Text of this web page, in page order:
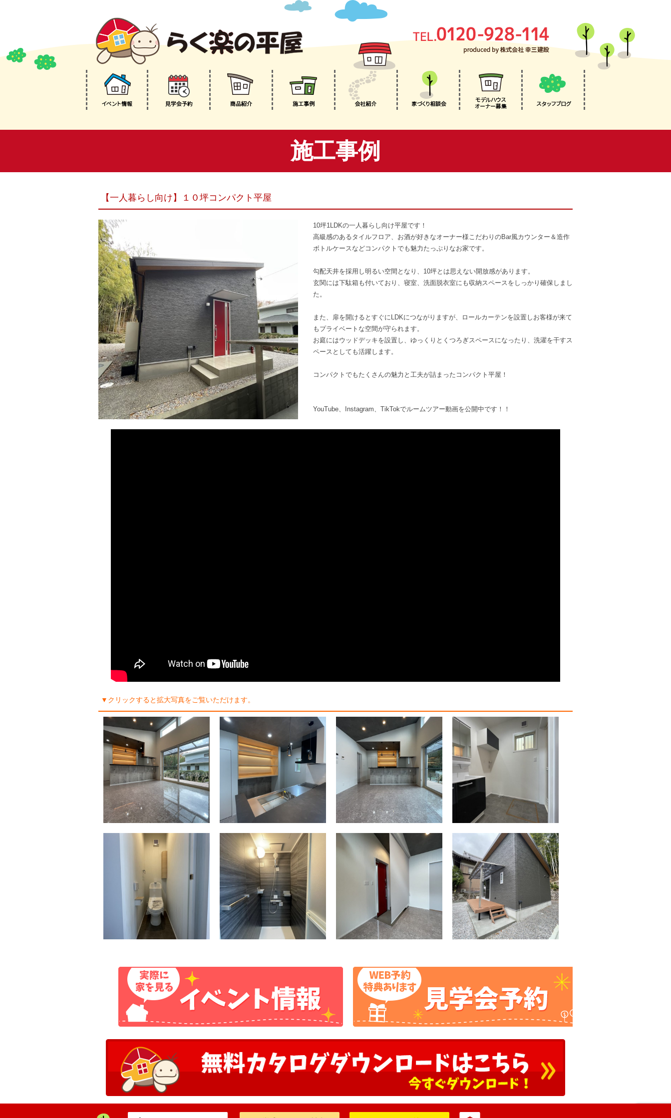
施工事例
【一人暮らし向け】１０坪コンパクト平屋
10坪1LDKの一人暮らし向け平屋です！
高級感のあるタイルフロア、お酒が好きなオーナー様こだわりのBar風カウンター＆造作
ボトルケースなどコンパクトでも魅力たっぷりなお家です。
勾配天井を採用し明るい空間となり、10坪とは思えない開放感があります。
玄関には下駄箱も付いており、寝室、洗面脱衣室にも収納スペースをしっかり確保しまし
た。
また、扉を開けるとすぐにLDKにつながりますが、ロールカーテンを設置しお客様が来て
もプライベートな空間が守られます。
お庭にはウッドデッキを設置し、ゆっくりとくつろぎスペースになったり、洗濯を干すス
ペースとしても活躍します。
コンパクトでもたくさんの魅力と工夫が詰まったコンパクト平屋！
YouTube、Instagram、TikTokでルームツアー動画を公開中です！！
▼クリックすると拡大写真をご覧いただけます。